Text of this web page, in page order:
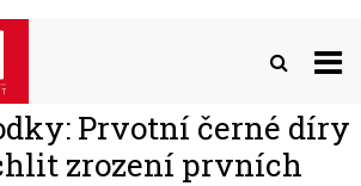
Prvotní černé díry
zrození prvních